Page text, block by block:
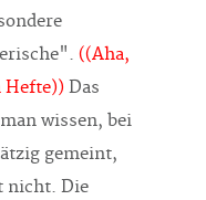
((Aha,
Hefte)) Das
wissen, bei
gemeint,
nicht. Die